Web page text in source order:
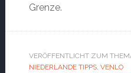
Grenze.
VERÖFFENTLICHT ZUM
NIEDERLANDE TIPPS, VENLO